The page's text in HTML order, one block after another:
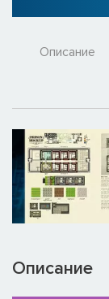
Описание
Описание